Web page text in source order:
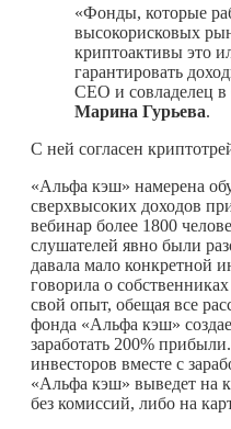
«Фонды, которые
высокорисковых
криптоактивы это
гарантировать
CEO и совладелец
Марина Гурьева.
С ней согласен
«Альфа кэш» намерена
сверхвысоких доходов
вебинар более 1800
слушателей явно были
давала мало конкретной
говорила о
свой опыт, обещая все
фонда «Альфа кэш»
заработать 200%
инвесторов вместе с
«Альфа кэш» выведет на
без комиссий, либо на